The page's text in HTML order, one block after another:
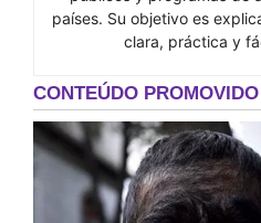
países. Su objetivo es
clara, práctica y